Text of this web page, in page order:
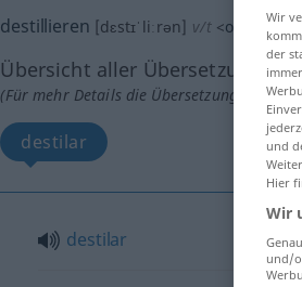
destillieren [dɛstɪˈliːrən] v/t <ohne ge >
Übersicht aller Übersetzungen
(Für mehr Details die Übersetzung
destilar
destilar
Wir
der
und
Hier
Wir
und/